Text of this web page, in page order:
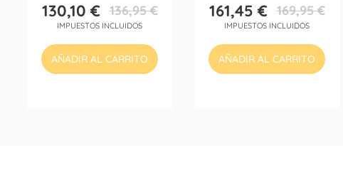
Precio
130,10 €Precio
base
136,95 €
IMPUESTOS INCLUIDOS
AÑADIR AL CARRITO
Precio
161,45 €Precio
base
169,95 €
IMPUESTOS INCLUIDOS
AÑADIR AL CARRITO